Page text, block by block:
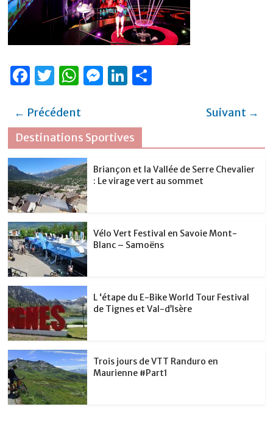
F
c
e
b
o
o
k
T
it
te
r
W
at
s
A
p
p
M
e
n
g
Li
e
dI
n
er
← Précédent
Suivant →
Destinations Sportives
Briançon et la Vallée de Serre Chevalier
: Le virage vert au sommet
Vélo Vert Festival en Savoie Mont-
Blanc – Samoëns
L ‘étape du E-Bike World Tour Festival
de Tignes et Val-d’Isère
Trois jours de VTT Randuro en
Maurienne #Part1